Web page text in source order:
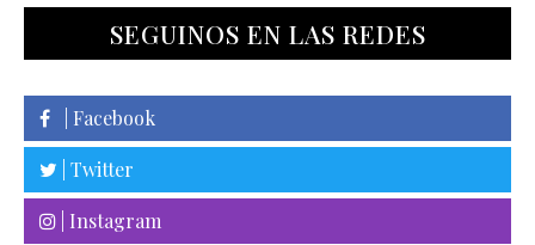
SEGUINOS EN LAS REDES
| Facebook
| Twitter
| Instagram